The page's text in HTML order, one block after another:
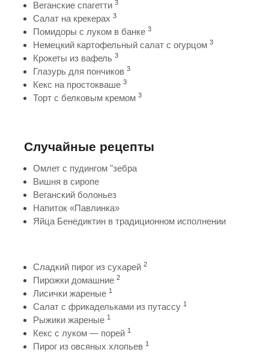
Веганские спагетти 3
Салат на крекерах 3
Помидоры с луком в банке 3
Немецкий картофельный салат с огурцом 3
Крокеты из вафель 3
Глазурь для пончиков 3
Кекс на простокваше 3
Торт с белковым кремом 3
Случайные рецепты
Омлет с пудингом "зебра
Вишня в сиропе
Веганский болоньез
Напиток «Павлинка»
Яйца Бенедиктин в традиционном исполнении
Сладкий пирог из сухарей 2
Пирожки домашние 2
Лисички жареные 1
Салат с фрикадельками из путассу 1
Рыжики жареные 1
Кекс с луком — порей 1
Пирог из овсяных хлопьев 1